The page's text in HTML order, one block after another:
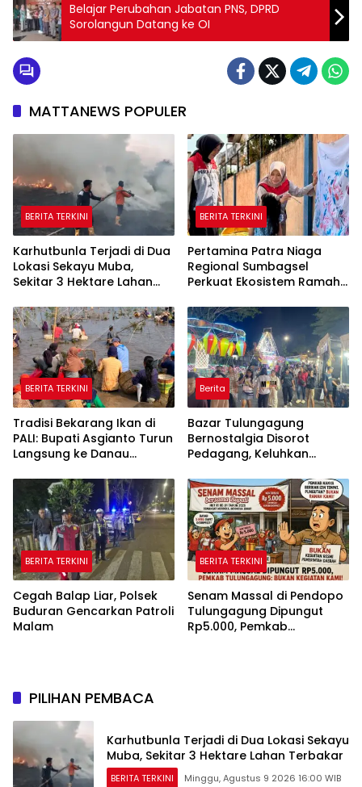
Belajar Perubahan Jabatan PNS, DPRD
Sorolangun Datang ke OI
MATTANEWS POPULER
BERITA TERKINI
Karhutbunla Terjadi di Dua
Lokasi Sekayu Muba,
Sekitar 3 Hektare Lahan
BERITA TERKINI
Pertamina Patra Niaga
Regional Sumbagsel
Perkuat Ekosistem Ramah
TAMASYA
BERITA TERKINI
Tradisi Bekarang Ikan di
PALI: Bupati Asgianto Turun
Langsung ke Danau
Berita
Bazar Tulungagung
Bernostalgia Disorot
Pedagang, Keluhkan
hingga Listrik Sering Mati
BERITA TERKINI
Cegah Balap Liar, Polsek
Buduran Gencarkan Patroli
Malam
BERITA TERKINI
Senam Massal di Pendopo
Tulungagung Dipungut
Rp5.000, Pemkab
PILIHAN PEMBACA
Karhutbunla Terjadi di Dua Lokasi Sekayu
Muba, Sekitar 3 Hektare Lahan Terbakar
BERITA TERKINI Minggu, Agustus 9 2026 16:00 WIB